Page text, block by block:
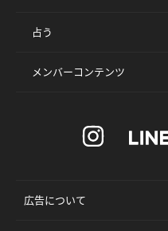
占う
メンバーコンテンツ
広告について